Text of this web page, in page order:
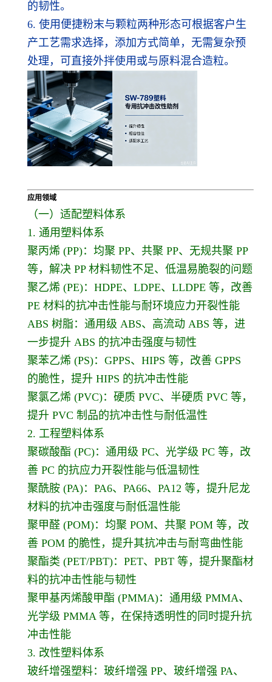
的韧性。
6. 使用便捷粉末与颗粒两种形态可根据客户生
产工艺需求选择，添加方式简单，无需复杂预
处理，可直接外拌使用或与原料混合造粒。
应用领域
（一）适配塑料体系
1. 通用塑料体系
聚丙烯 (PP)：均聚 PP、共聚 PP、无规共聚 PP
等，解决 PP 材料韧性不足、低温易脆裂的问题
聚乙烯 (PE)：HDPE、LDPE、LLDPE 等，改善
PE 材料的抗冲击性能与耐环境应力开裂性能
ABS 树脂：通用级 ABS、高流动 ABS 等，进
一步提升 ABS 的抗冲击强度与韧性
聚苯乙烯 (PS)：GPPS、HIPS 等，改善 GPPS
的脆性，提升 HIPS 的抗冲击性能
聚氯乙烯 (PVC)：硬质 PVC、半硬质 PVC 等，
提升 PVC 制品的抗冲击性与耐低温性
2. 工程塑料体系
聚碳酸酯 (PC)：通用级 PC、光学级 PC 等，改
善 PC 的抗应力开裂性能与低温韧性
聚酰胺 (PA)：PA6、PA66、PA12 等，提升尼龙
材料的抗冲击强度与耐低温性能
聚甲醛 (POM)：均聚 POM、共聚 POM 等，改
善 POM 的脆性，提升其抗冲击与耐弯曲性能
聚酯类 (PET/PBT)：PET、PBT 等，提升聚酯材
料的抗冲击性能与韧性
聚甲基丙烯酸甲酯 (PMMA)：通用级 PMMA、
光学级 PMMA 等，在保持透明性的同时提升抗
冲击性能
3. 改性塑料体系
玻纤增强塑料：玻纤增强 PP、玻纤增强 PA、